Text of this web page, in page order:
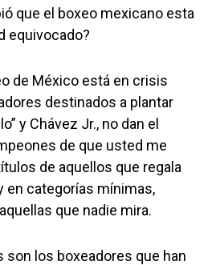
que el boxeo mexicano esta
equivocado?
de México está en crisis
destinados a plantar
y Chávez Jr., no dan el
de que usted me
de aquellos que regala
en categorías mínimas,
que nadie mira.
son los boxeadores que han